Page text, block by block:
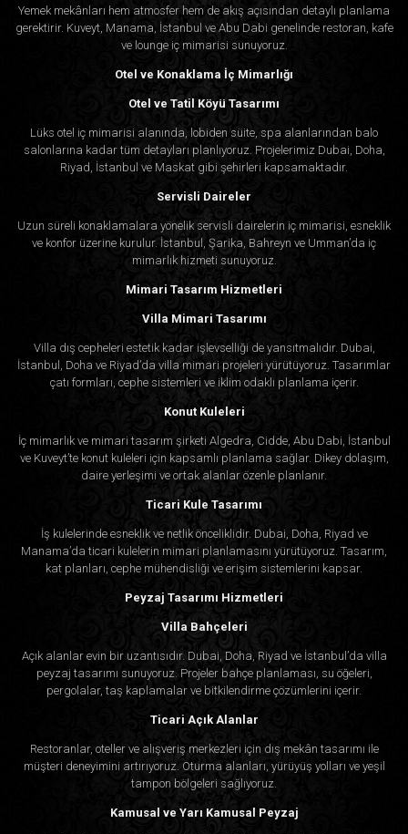
Yemek mekânları hem atmosfer hem de akış açısından detaylı planlama
gerektirir. Kuveyt, Manama, İstanbul ve Abu Dabi genelinde restoran, kafe
ve lounge iç mimarisi sunuyoruz.
Otel ve Konaklama İç Mimarlığı
Otel ve Tatil Köyü Tasarımı
Lüks otel iç mimarisi alanında, lobiden süite, spa alanlarından balo
salonlarına kadar tüm detayları planlıyoruz. Projelerimiz Dubai, Doha,
Riyad, İstanbul ve Maskat gibi şehirleri kapsamaktadır.
Servisli Daireler
Uzun süreli konaklamalara yönelik servisli dairelerin iç mimarisi, esneklik
ve konfor üzerine kurulur. İstanbul, Şarika, Bahreyn ve Umman’da iç
mimarlık hizmeti sunuyoruz.
Mimari Tasarım Hizmetleri
Villa Mimari Tasarımı
Villa dış cepheleri estetik kadar işlevselliği de yansıtmalıdır. Dubai,
İstanbul, Doha ve Riyad’da villa mimari projeleri yürütüyoruz. Tasarımlar
çatı formları, cephe sistemleri ve iklim odaklı planlama içerir.
Konut Kuleleri
İç mimarlık ve mimari tasarım şirketi Algedra, Cidde, Abu Dabi, İstanbul
ve Kuveyt’te konut kuleleri için kapsamlı planlama sağlar. Dikey dolaşım,
daire yerleşimi ve ortak alanlar özenle planlanır.
Ticari Kule Tasarımı
İş kulelerinde esneklik ve netlik önceliklidir. Dubai, Doha, Riyad ve
Manama’da ticari kulelerin mimari planlamasını yürütüyoruz. Tasarım,
kat planları, cephe mühendisliği ve erişim sistemlerini kapsar.
Peyzaj Tasarımı Hizmetleri
Villa Bahçeleri
Açık alanlar evin bir uzantısıdır. Dubai, Doha, Riyad ve İstanbul’da villa
peyzaj tasarımı sunuyoruz. Projeler bahçe planlaması, su öğeleri,
pergolalar, taş kaplamalar ve bitkilendirme çözümlerini içerir.
Ticari Açık Alanlar
Restoranlar, oteller ve alışveriş merkezleri için dış mekân tasarımı ile
müşteri deneyimini artırıyoruz. Oturma alanları, yürüyüş yolları ve yeşil
tampon bölgeleri sağlıyoruz.
Kamusal ve Yarı Kamusal Peyzaj